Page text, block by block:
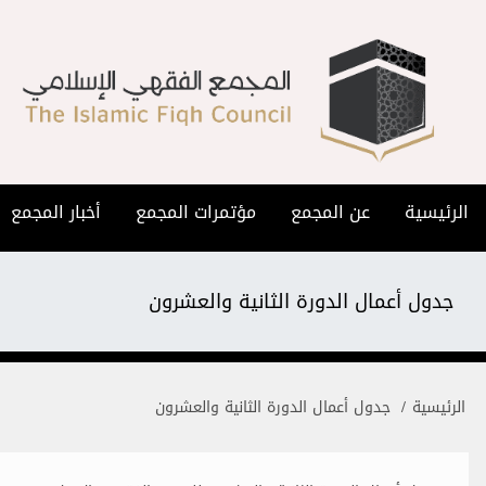
قائمة المجمع الرئيسية
الرئيسية عن المجمع مؤتمرات المجمع أخبار المجمع
جدول أعمال الدورة الثانية والعشرون
مسار التنقل
الرئيسية جدول أعمال الدورة الثانية والعشرون